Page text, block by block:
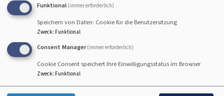
Traugottesdienst
Blumenschmuck
Neben dem Altar in der Kirche steht das ganze
Jahr ein Blumenschmuck.
Wenn Sie besonderen Blumenschmuck wünschen,
wenden Sie sich bitte an ein Blumengeschäft, das
Funktional (immer erforderlich)
Speichern von Daten: Cookie für die Benutzersitzung
Zweck: Funktional
Consent Manager (immer erforderlich)
Cookie Consent speichert Ihre Einwilligungsstatus im Browser
Zweck: Funktional